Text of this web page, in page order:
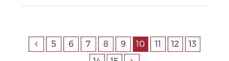
5 6 7 8 9 10 11 12
13